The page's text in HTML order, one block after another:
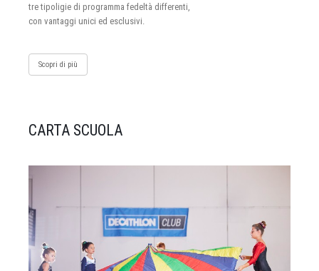
tre tipoligie di programma fedeltà differenti,
con vantaggi unici ed esclusivi.
Scopri di più
CARTA SCUOLA